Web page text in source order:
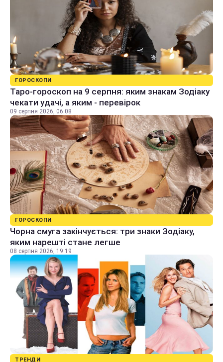
ГОРОСКОПИ
Таро-гороскоп на 9 серпня: яким знакам Зодіаку
чекати удачі, а яким - перевірок
09 серпня 2026, 06:08
ГОРОСКОПИ
Чорна смуга закінчується: три знаки Зодіаку,
яким нарешті стане легше
08 серпня 2026, 19:19
ТРЕНДИ